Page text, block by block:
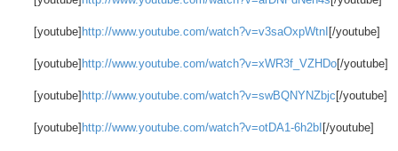
[youtube]http://www.youtube.com/watch?v=v3saOxpWtnI[/youtube]
[youtube]http://www.youtube.com/watch?v=xWR3f_VZHDo[/youtube]
[youtube]http://www.youtube.com/watch?v=swBQNYNZbjc[/youtube]
[youtube]http://www.youtube.com/watch?v=otDA1-6h2bI[/youtube]